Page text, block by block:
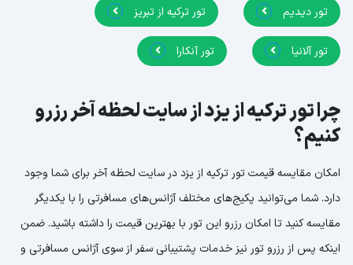
تور دیدیم تور ترکیه از تبریز
تور آلانیا تور آنکارا
چرا تور ترکیه از یزد از سایت لحظه آخر رزرو
کنیم؟
امکان مقایسه قیمت تور ترکیه از یزد در سایت لحظه آخر برای شما وجود
دارد. شما می‌توانید پکیج‌های مختلف آژانس‌های مسافرتی را با یکدیگر
مقایسه کنید تا امکان رزرو این تور با بهترین قیمت را داشته باشید. ضمن
اینکه پس از رزرو تور نیز خدمات پشتیبانی سفر از سوی آژانس مسافرتی و